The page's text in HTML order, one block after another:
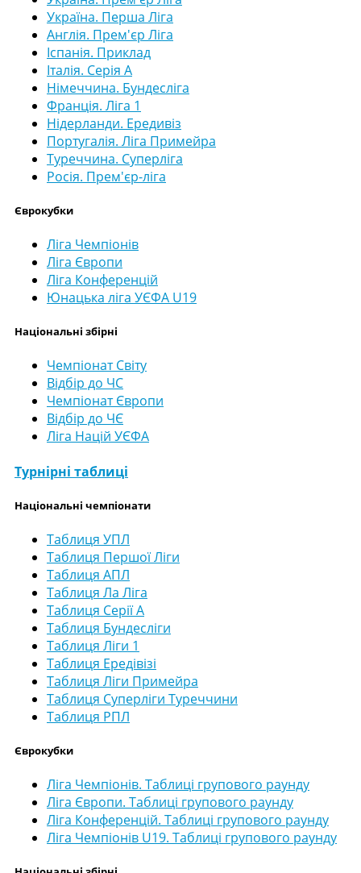
Україна. Перша Ліга
Англія. Прем'єр Ліга
Іспанія. Приклад
Італія. Серія А
Німеччина. Бундесліга
Франція. Ліга 1
Нідерланди. Ередивіз
Португалія. Ліга Примейра
Туреччина. Суперліга
Росія. Прем'єр-ліга
Єврокубки
Ліга Чемпіонів
Ліга Європи
Ліга Конференцій
Юнацька ліга УЄФА U19
Національні збірні
Чемпіонат Світу
Відбір до ЧС
Чемпіонат Європи
Відбір до ЧЄ
Ліга Націй УЄФА
Турнірні таблиці
Національні чемпіонати
Таблиця УПЛ
Таблиця Першої Ліги
Таблиця АПЛ
Таблиця Ла Ліга
Таблиця Серії А
Таблиця Бундесліги
Таблиця Ліги 1
Таблиця Ередівізі
Таблиця Ліги Примейра
Таблиця Суперліги Туреччини
Таблиця РПЛ
Єврокубки
Ліга Чемпіонів. Таблиці групового раунду
Ліга Європи. Таблиці групового раунду
Ліга Конференцій. Таблиці групового раунду
Ліга Чемпіонів U19. Таблиці групового раунду